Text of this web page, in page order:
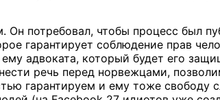
Он потребовал, чтобы процесс был
гарантирует соблюдение прав
адвоката, который будет его
речь перед норвежцами,
гарантируем и ему тоже свободу